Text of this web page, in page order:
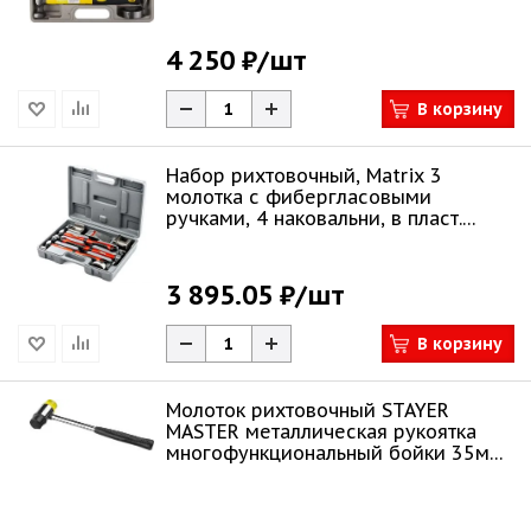
4 250 ₽/шт
В корзину
Набор рихтовочный, Matrix 3
молотка с фибергласовыми
ручками, 4 наковальни, в пласт.
3 895.05 ₽/шт
В корзину
Молоток рихтовочный STAYER
MASTER металлическая рукоятка
многофункциональный бойки 35мм